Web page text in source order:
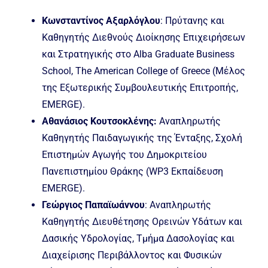
Κωνσταντίνος Αξαρλόγλου: Πρύτανης και
Καθηγητής Διεθνούς Διοίκησης Επιχειρήσεων
και Στρατηγικής στο Alba Graduate Business
School, The American College of Greece (Μέλος
της Εξωτερικής Συμβουλευτικής Επιτροπής,
EMERGE).
Αθανάσιος Κουτσοκλένης: Αναπληρωτής
Καθηγητής Παιδαγωγικής της Ένταξης, Σχολή
Επιστημών Αγωγής του Δημοκριτείου
Πανεπιστημίου Θράκης (WP3 Εκπαίδευση
EMERGE).
Γεώργιος Παπαϊωάννου: Αναπληρωτής
Καθηγητής Διευθέτησης Ορεινών Υδάτων και
Δασικής Υδρολογίας, Τμήμα Δασολογίας και
Διαχείρισης Περιβάλλοντος και Φυσικών